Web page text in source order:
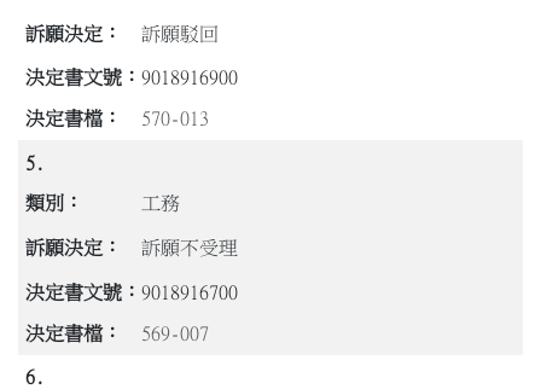
訴願駁回
9018916900
570-013
5.
工務
訴願不受理
9018916700
569-007
6.